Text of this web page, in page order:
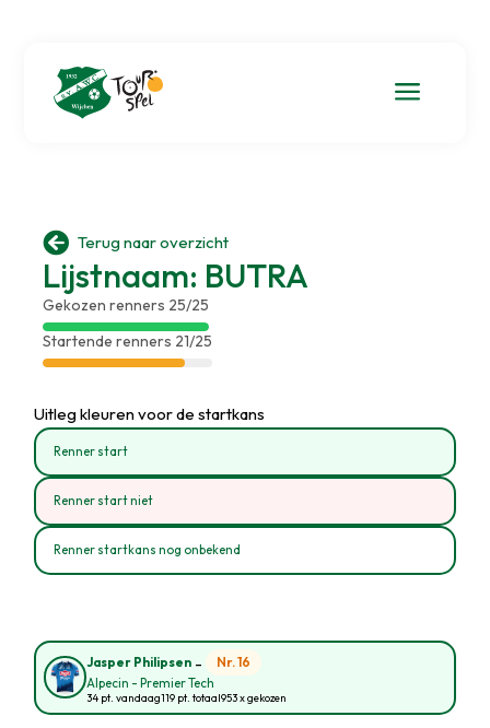
a
 Terug naar overzicht
Lijstnaam: BUTRA
Gekozen renners 25/25
Startende renners 21/25
Uitleg kleuren voor de startkans
Renner start
Renner start niet
Renner startkans nog onbekend
Jasper Philipsen - Nr. 16
Alpecin - Premier Tech
34 pt. vandaag119 pt. totaal953 x gekozen